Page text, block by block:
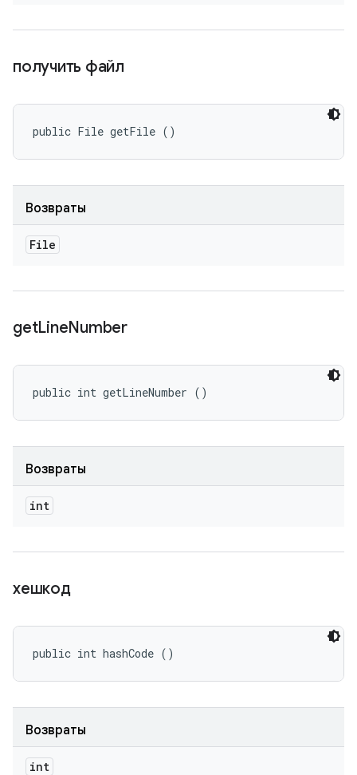
получить файл
public File getFile ()
Возвраты
File
getLineNumber
public int getLineNumber ()
Возвраты
int
хешкод
public int hashCode ()
Возвраты
int